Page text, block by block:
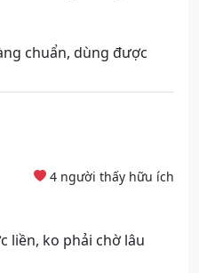
chuẩn, dùng được
4 người thấy hữu ích
liền, ko phải chờ lâu